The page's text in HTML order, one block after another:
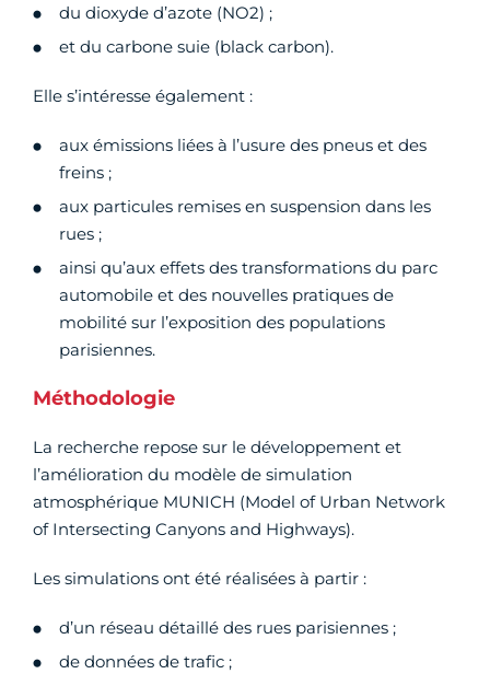
du dioxyde d’azote (NO2) ;
et du carbone suie (black carbon).
Elle s’intéresse également :
aux émissions liées à l’usure des pneus et des
freins ;
aux particules remises en suspension dans les
rues ;
ainsi qu’aux effets des transformations du parc
automobile et des nouvelles pratiques de
mobilité sur l’exposition des populations
parisiennes.
Méthodologie
La recherche repose sur le développement et
l’amélioration du modèle de simulation
atmosphérique MUNICH (Model of Urban Network
of Intersecting Canyons and Highways).
Les simulations ont été réalisées à partir :
d’un réseau détaillé des rues parisiennes ;
de données de trafic ;